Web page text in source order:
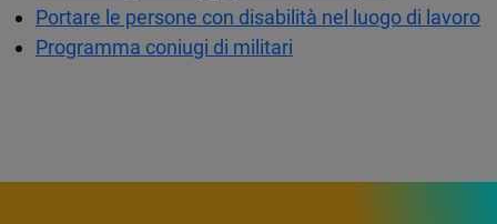
Portare le persone con disabilità nel luogo di lavoro
Programma coniugi di militari